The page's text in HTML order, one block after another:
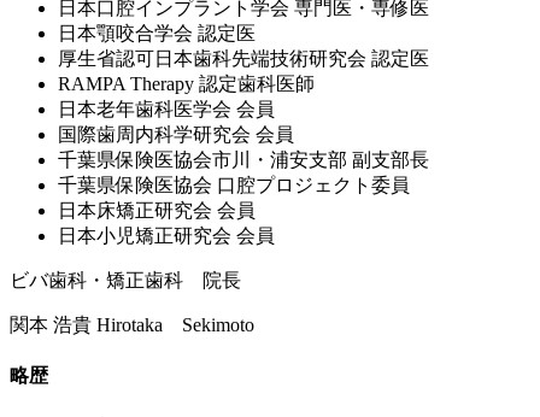
⽇本⼝腔インプラント学会 専⾨医・専修医
⽇本顎咬合学会 認定医
厚⽣省認可⽇本⻭科先端技術研究会 認定医
RAMPA Therapy 認定⻭科医師
⽇本⽼年⻭科医学会 会員
国際⻭周内科学研究会 会員
千葉県保険医協会市川・浦安⽀部 副⽀部⻑
千葉県保険医協会 ⼝腔プロジェクト委員
⽇本床矯正研究会 会員
⽇本⼩児矯正研究会 会員
ビバ歯科・矯正歯科 院長
関本 浩貴 Hirotaka Sekimoto
略歴